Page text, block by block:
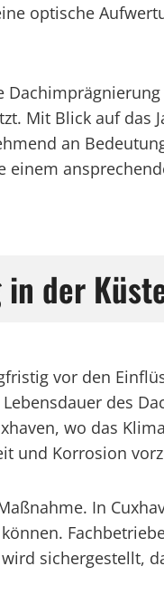
optische
Mit Blick auf das
an
einem
der
vor den
des
wo das
und Korrosion
In
sichergestellt,